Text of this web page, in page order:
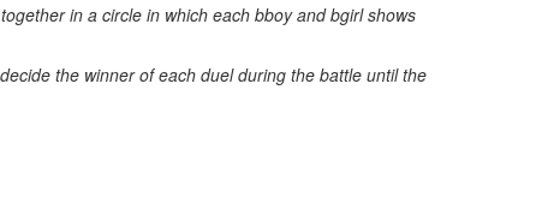
in a circle in which each bboy and bgirl shows
the winner of each duel during the battle until the